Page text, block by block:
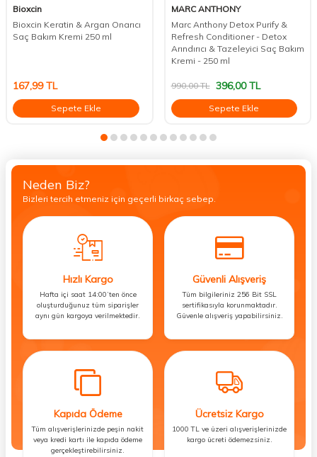
Bioxcin
Bioxcin Keratin & Argan Onarıcı
Saç Bakım Kremi 250 ml
167,99TL
Sepete Ekle
MARC ANTHONY
Marc Anthony Detox Purify &
Refresh Conditioner - Detox
Arındırıcı & Tazeleyici Saç Bakım
Kremi - 250 ml
990,00TL 396,00TL
Sepete Ekle
Neden Biz?
Bizleri tercih etmeniz için geçerli birkaç sebep.
Hızlı Kargo
Hafta içi saat 14:00’ten önce
oluşturduğunuz tüm siparişler
aynı gün kargoya verilmektedir.
Güvenli Alışveriş
Tüm bilgileriniz 256 Bit SSL
sertifikasıyla korunmaktadır.
Güvenle alışveriş yapabilirsiniz.
Kapıda Ödeme
Tüm alışverişlerinizde peşin nakit
veya kredi kartı ile kapıda ödeme
gerçekleştirebilirsiniz.
Ücretsiz Kargo
1000 TL ve üzeri alışverişlerinizde
kargo ücreti ödemezsiniz.